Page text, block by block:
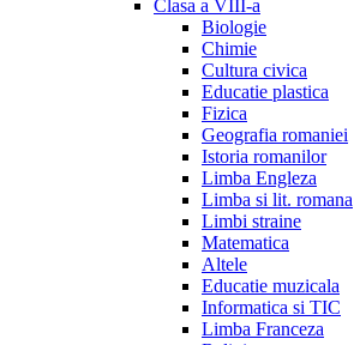
Clasa a VIII-a
Biologie
Chimie
Cultura civica
Educatie plastica
Fizica
Geografia romaniei
Istoria romanilor
Limba Engleza
Limba si lit. romana
Limbi straine
Matematica
Altele
Educatie muzicala
Informatica si TIC
Limba Franceza